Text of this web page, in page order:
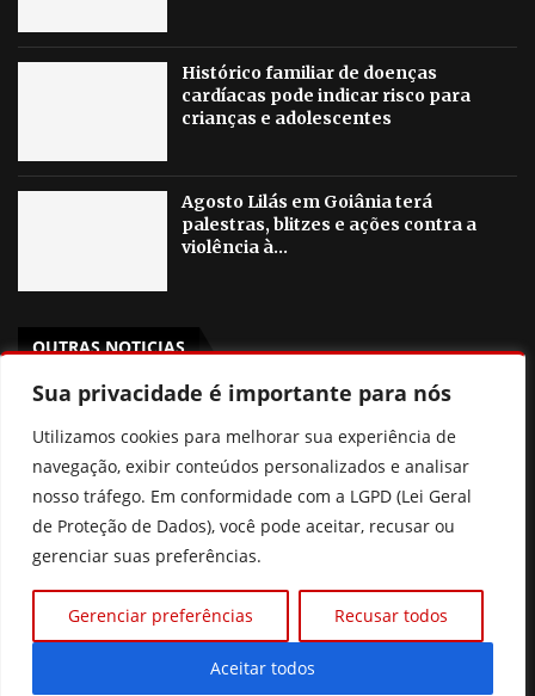
Sua privacidade é importante para nós
Utilizamos cookies para melhorar sua experiência de
navegação, exibir conteúdos personalizados e analisar
nosso tráfego. Em conformidade com a LGPD (Lei Geral
de Proteção de Dados), você pode aceitar, recusar ou
gerenciar suas preferências.
Gerenciar preferências Recusar todos
Aceitar todos
Histórico familiar de doenças
cardíacas pode indicar risco para
crianças e adolescentes
Agosto Lilás em Goiânia terá
palestras, blitzes e ações contra a
violência à...
OUTRAS NOTICIAS
Poliana Rocha elogia Zé Felipe e Neymar como pais
Prefeitura de Goiânia discute mudanças nas regras de
consignados para servidores
Xuxa revela que pensou em deixar o Brasil por
intolerância
Prefeitura de Goiânia intensifica trabalho de